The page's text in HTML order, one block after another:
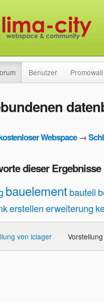
Benutzer Promowall
Webspace→
dieser Ergebnisse
bauelement bauteil
erstellenerweiterung
von iclager